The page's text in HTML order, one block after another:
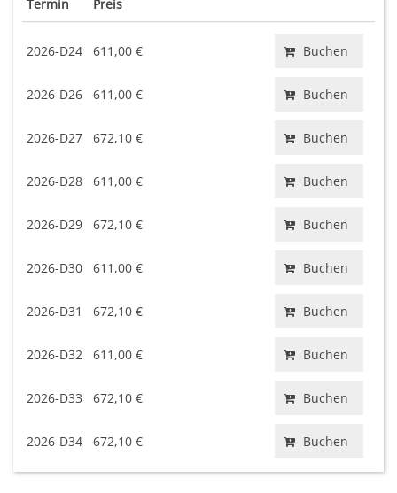
Termin Preis
2026-D24 611,00 € Buchen
2026-D26 611,00 € Buchen
2026-D27 672,10 € Buchen
2026-D28 611,00 € Buchen
2026-D29 672,10 € Buchen
2026-D30 611,00 € Buchen
2026-D31 672,10 € Buchen
2026-D32 611,00 € Buchen
2026-D33 672,10 € Buchen
2026-D34 672,10 € Buchen